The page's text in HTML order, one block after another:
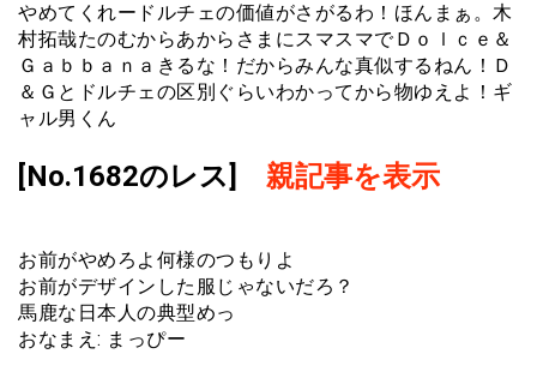
やめてくれードルチェの価値がさがるわ！ほんまぁ。木
村拓哉たのむからあからさまにスマスマでＤｏｌｃｅ＆
Ｇａｂｂａｎａきるな！だからみんな真似するねん！Ｄ
＆Ｇとドルチェの区別ぐらいわかってから物ゆえよ！ギ
ャル男くん
[No.1682のレス] 親記事を表示
お前がやめろよ何様のつもりよ
お前がデザインした服じゃないだろ？
馬鹿な日本人の典型めっ
おなまえ: まっぴー